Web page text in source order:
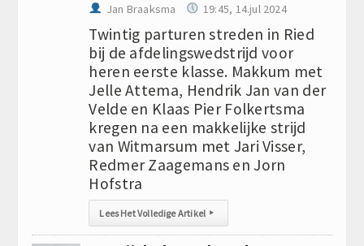
Jan Braaksma 19:45, 14.jul 2024
Twintig parturen streden in Ried
bij de afdelingswedstrijd voor
heren eerste klasse. Makkum met
Jelle Attema, Hendrik Jan van der
Velde en Klaas Pier Folkertsma
kregen na een makkelijke strijd
van Witmarsum met Jari Visser,
Redmer Zaagemans en Jorn
Hofstra
Lees Het Volledige Artikel ▸